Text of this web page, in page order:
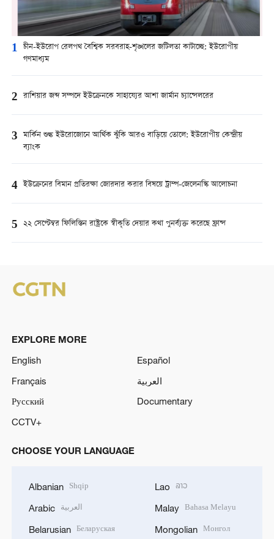
1 চীন-ইউরোপ রেলপথ বৈশ্বিক সরবরাহ-শৃঙ্খলের জটিলতা কাটাচ্ছে: ইউরোপীয়
গণমাধ্যম
2 রাশিয়ার জব্দ সম্পদে ইউক্রেনকে সাহায্যের আশা জার্মান চ্যান্সেলরের
3 মার্কিন শুল্ক ইউরোজোনে আর্থিক ঝুঁকি আরও বাড়িয়ে তোলে: ইউরোপীয় কেন্দ্রীয়
ব্যাংক
4 ইউক্রেনের বিমান প্রতিরক্ষা জোরদার করার বিষয়ে ট্রাম্প-জেলেনস্কি আলোচনা
5 ২২ সেপ্টেম্বর ফিলিস্তিন রাষ্ট্রকে স্বীকৃতি দেয়ার কথা পুনর্ব্যক্ত করেছে ফ্রান্স
EXPLORE MORE
English
Español
Français
العربية
Русский
Documentary
CCTV+
CHOOSE YOUR LANGUAGE
Albanian Shqip
Arabic العربية
Belarusian Беларуская
Lao ລາວ
Malay Bahasa Melayu
Mongolian Монгол